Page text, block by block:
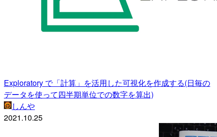
Exploratory で「計算」を活用した可視化を作成する(日毎の
データを使って四半期単位での数字を算出)
しんや
2021.10.25